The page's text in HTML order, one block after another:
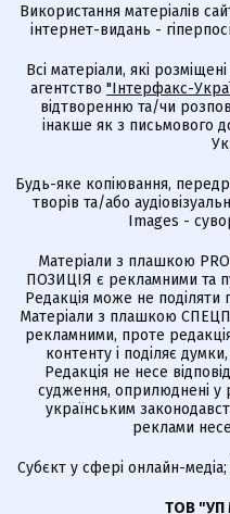
Використання матеріалів
інтернет-видань -
Всі матеріали, які
агентство "Інтерфакс-
відтворенню та/чи
інакше як з письмового
Будь-яке копіювання,
творів та/або
Images -
Матеріали з плашкою
ПОЗИЦІЯ є рекламними та
Редакція може не поділяти
Матеріали з плашкою
рекламними, проте
контенту і поділяє
Редакція не несе
судження, оприлюднені у
українським
реклами
Cубєкт у сфері онлайн-
ТОВ "УП